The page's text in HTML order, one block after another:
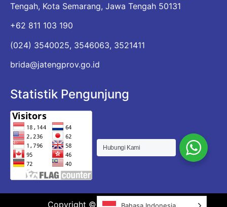
Tengah, Kota Semarang, Jawa Tengah 50131
+62 811 103 190
(024) 3540025, 3546063, 3521411
brida@jatengprov.go.id
Statistik Pengunjung
Copyright © 2026 BRIDA JATENG
Hubungi Kami